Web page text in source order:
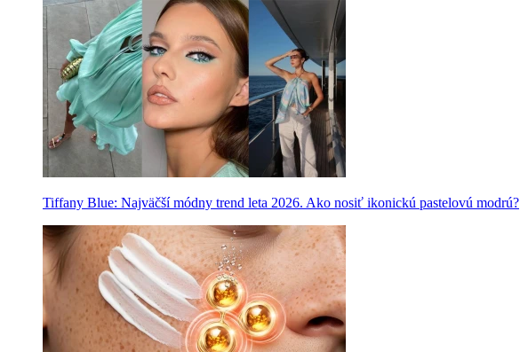
Tiffany Blue: Najväčší módny trend leta 2026. Ako nosiť ikonickú pastelovú modrú?